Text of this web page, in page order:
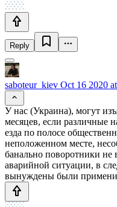
Reply
saboteur_kiev Oct 16 2020
У нас (Украина), могут
месяцев, если различные
езда по полосе
неположенном месте,
банально поворотники
аварийной ситуации, в
вынуждены были